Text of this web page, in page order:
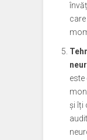
și îți